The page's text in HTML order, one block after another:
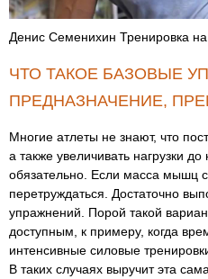
Денис Семенихин Тренировка
ЧТО ТАКОЕ БАЗОВЫЕ
ПРЕДНАЗНАЧЕНИЕ,
Многие атлеты не знают, что
а также увеличивать нагрузки
обязательно. Если масса мышц
перетруждаться. Достаточно
упражнений. Порой такой
доступным, к примеру, когда
интенсивные силовые
В таких случаях выручит эта